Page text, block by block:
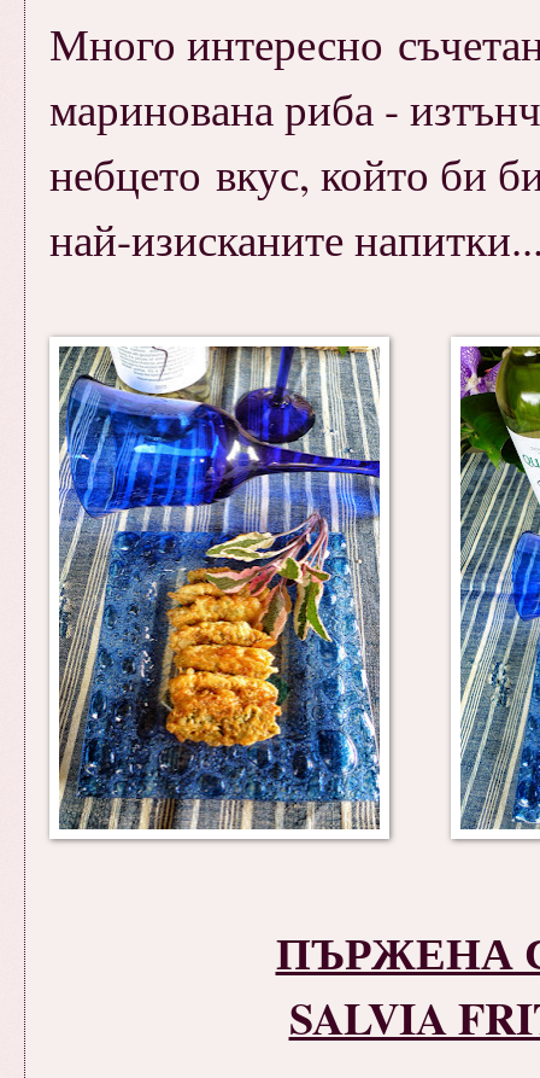
Много интересно
маринована риба -
небцето вкус, който би
най-изисканите
ПЪРЖЕНА
SALVIA